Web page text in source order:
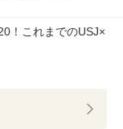
！これまでのUSJ×